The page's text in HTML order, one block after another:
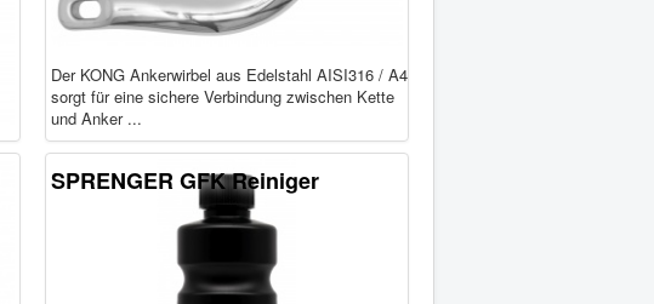
Der KONG Ankerwirbel aus Edelstahl AISI316 / A4
sorgt für eine sichere Verbindung zwischen Kette
und Anker ...
SPRENGER GFK Reiniger